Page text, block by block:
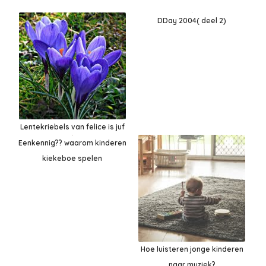
Lentekriebels van felice is juf
DDay 2004( deel 2)
Eenkennig?? waarom kinderen
kiekeboe spelen
Hoe luisteren jonge kinderen